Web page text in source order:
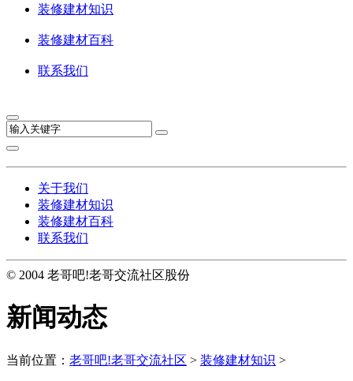
装修建材知识
装修建材百科
联系我们
关于我们
装修建材知识
装修建材百科
联系我们
© 2004 老哥吧!老哥交流社区股份
新闻动态
当前位置： 老哥吧!老哥交流社区 > 装修建材知识 >